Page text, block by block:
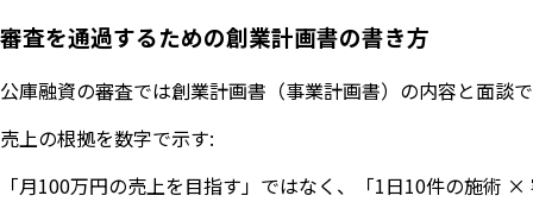
審査を通過するための創業計画書の書き方
公庫融資の審査では創業計画書（事業計画書）の内容と面談
売上の根拠を数字で示す:
「月100万円の売上を目指す」ではなく、「1日10件の施術